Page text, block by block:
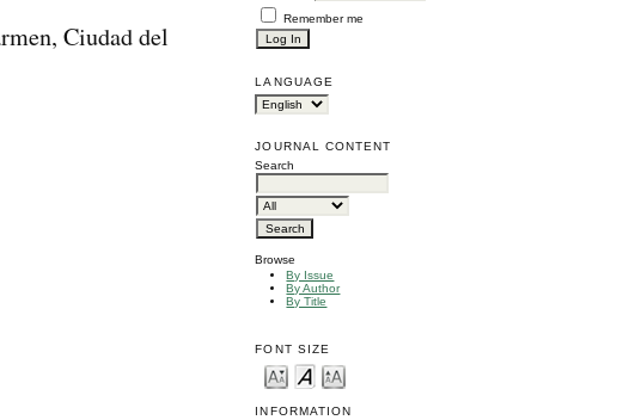
Remember me
LANGUAGE
JOURNAL CONTENT
Search
Browse
By Issue
By Author
By Title
FONT SIZE
INFORMATION
Ciudad del